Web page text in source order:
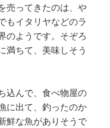
売ってきたのは、や
もイタリヤなどのラ
のようです。そぞろ
満ちて、美味しそう
込んで、食べ物屋の
に出て、釣ったのか
鮮な魚がありそうで